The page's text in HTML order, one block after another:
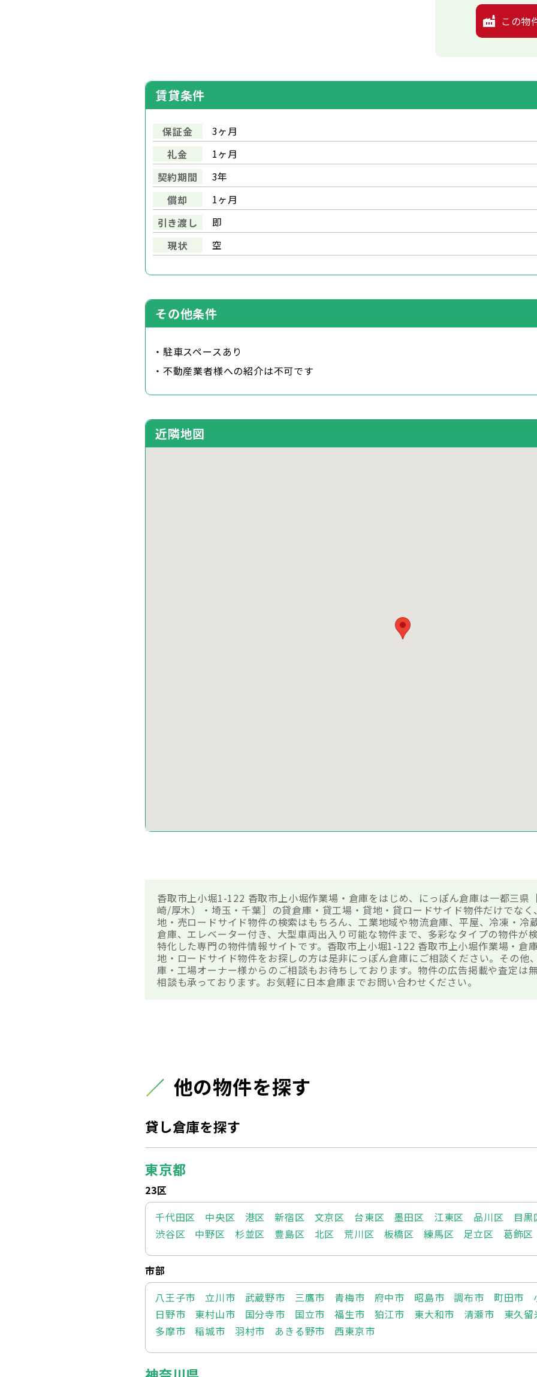
この物
賃貸条件
保証金
3ヶ月
礼金
1ヶ月
契約期間
3年
償却
1ヶ月
引き渡し
即
現状
空
その他条件
・駐車スペースあり
・不動産業者様への紹介は不可です
近隣地図
香取市上小堀1-122 香取市上小堀作業場・倉庫をはじめ、にっぽん倉庫は一都三県
崎/厚木）・埼玉・千葉］の貸倉庫・貸工場・貸地・貸ロードサイド物件だけでな
地・売ロードサイド物件の検索はもちろん、工業地域や物流倉庫、平屋、冷凍・冷
倉庫、エレベーター付き、大型車両出入り可能な物件まで、多彩なタイプの物件が
特化した専門の物件情報サイトです。香取市上小堀1-122 香取市上小堀作業場・倉
地・ロードサイド物件をお探しの方は是非にっぽん倉庫にご相談ください。その他
庫・工場オーナー様からのご相談もお待ちしております。物件の広告掲載や査定は
相談も承っております。お気軽に日本倉庫までお問い合わせください。
他の物件を探す
貸し倉庫を探す
東京都
23区
千代田区
中央区 港区 新宿区 文京区 台東区 墨田区 江東区 品川区
目黒
渋谷区
中野区 杉並区 豊島区 北区 荒川区 板橋区 練馬区 足立区 葛飾区
市部
八王子市
立川市 武蔵野市 三鷹市 青梅市 府中市 昭島市 調布市 町田市
日野市
東村山市 国分寺市 国立市 福生市 狛江市 東大和市 清瀬市
東久
多摩市
稲城市 羽村市 あきる野市 西東京市